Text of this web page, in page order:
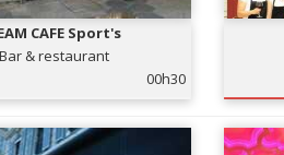
CAFE Sport's
Bar & restaurant
00h30